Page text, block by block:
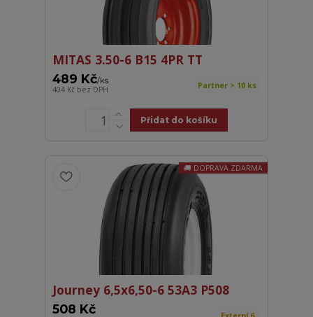
MITAS 3.50-6 B15 4PR TT
489 Kč/ks
404 Kč bez DPH Partner > 10 ks
Přidat do košíku
DOPRAVA ZDARMA
Journey 6,5x6,50-6 53A3 P508
508 Kč